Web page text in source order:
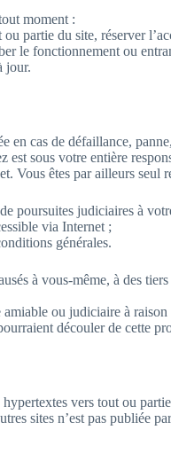
moment :
partie du site, réserver
le fonctionnement ou
jour.
en cas de défaillance,
sous votre entière
Vous êtes par ailleurs seul
poursuites judiciaires à
via Internet ;
générales.
à vous-même, à des
amiable ou judiciaire à
découler de cette
vers tout ou
sites n’est pas publiée